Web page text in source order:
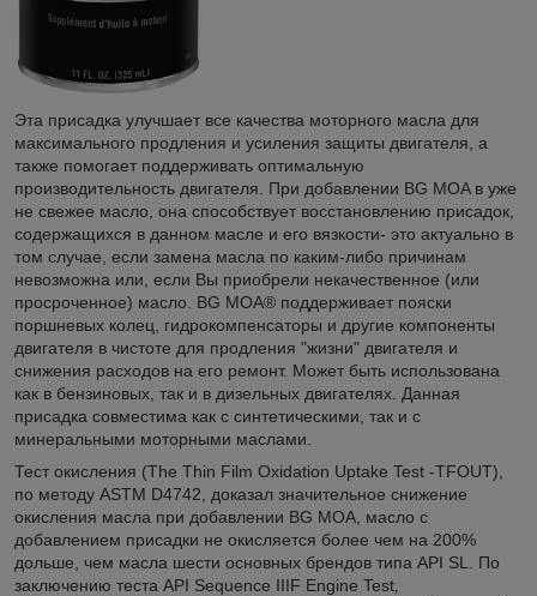
Эта присадка улучшает все качества моторного масла для
максимального продления и усиления защиты двигателя, а
также помогает поддерживать оптимальную
производительность двигателя. При добавлении BG MOA в уже
не свежее масло, она способствует восстановлению присадок,
содержащихся в данном масле и его вязкости- это актуально в
том случае, если замена масла по каким-либо причинам
невозможна или, если Вы приобрели некачественное (или
просроченное) масло. BG MOA® поддерживает пояски
поршневых колец, гидрокомпенсаторы и другие компоненты
двигателя в чистоте для продления "жизни" двигателя и
снижения расходов на его ремонт. Может быть использована
как в бензиновых, так и в дизельных двигателях. Данная
присадка совместима как с синтетическими, так и с
минеральными моторными маслами.
Тест окисления (The Thin Film Oxidation Uptake Test -TFOUT),
по методу ASTM D4742, доказал значительное снижение
окисления масла при добавлении BG MOA, масло с
добавлением присадки не окисляется более чем на 200%
дольше, чем масла шести основных брендов типа API SL. По
заключению теста API Sequence IIIF Engine Test‚